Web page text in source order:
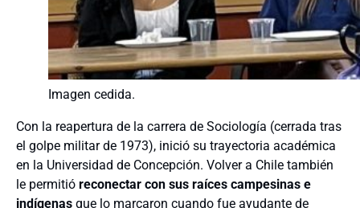
Imagen cedida.
Con la reapertura de la carrera de Sociología (cerrada tras
el golpe militar de 1973), inició su trayectoria académica
en la Universidad de Concepción. Volver a Chile también
le permitió reconectar con sus raíces campesinas e
indígenas que lo marcaron cuando fue ayudante de